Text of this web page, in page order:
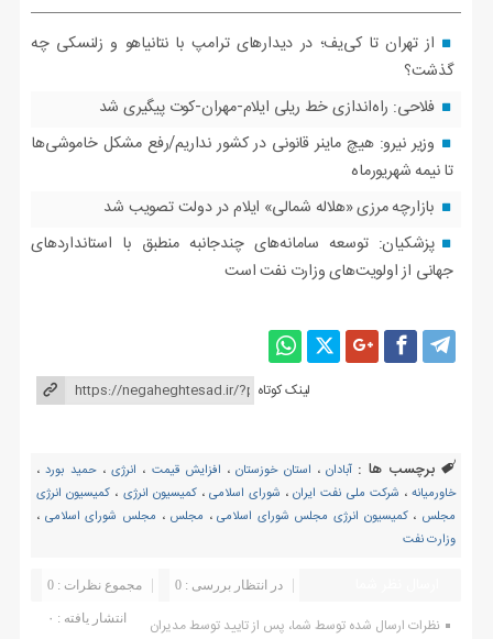
از تهران تا کی‌یف؛ در دیدارهای ترامپ با نتانیاهو و زلنسکی چه
گذشت؟
فلاحی: راه‌اندازی خط ریلی ایلام-مهران-کوت پیگیری شد
وزیر نیرو: هیچ ماینر قانونی در کشور نداریم/رفع مشکل خاموشی‌ها
تا نیمه شهریورماه
بازارچه مرزی «هلاله شمالی» ایلام در دولت تصویب شد
پزشکیان: توسعه سامانه‌های چندجانبه منطبق با استانداردهای
جهانی از اولویت‌های وزارت نفت است
لینک کوتاه
برچسب ها : آبادان، استان خوزستان، افزایش قیمت ، انرژی،حمید بورد،
خاورمیانه ، شرکت ملی نفت ایران، شورای اسلامی ،کمیسیون انرژی ، کمیسیون انرژی
مجلس ،کمیسیون انرژی مجلس شورای اسلامی، مجلس ، مجلس شورای اسلامی ،
وزارت نفت
مجموع نظرات : 0 در انتظار بررسی : 0
انتشار یافته : ۰
نظرات ارسال شده توسط شما، پس از تایید توسط مدیران